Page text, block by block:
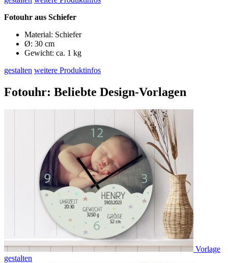
Fotouhr aus Schiefer
Material: Schiefer
Ø: 30 cm
Gewicht: ca. 1 kg
gestalten weitere Produktinfos
Fotouhr: Beliebte Design-Vorlagen
Vorlage
gestalten